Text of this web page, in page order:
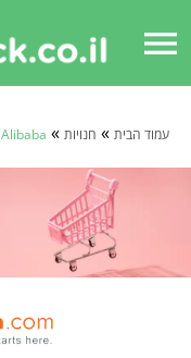
menu
עמוד הבית » חנויות » Alibaba - אליבאבא